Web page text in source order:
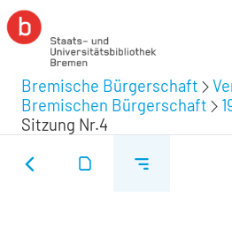
Bremische Bürgerschaft
Bremischen Bürgerschaft
Sitzung Nr.4